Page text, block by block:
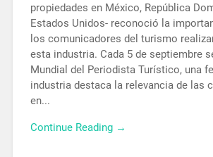
propiedades en México, República
Estados Unidos- reconoció la
los comunicadores del turismo
esta industria. Cada 5 de septiembre
Mundial del Periodista Turístico, una
industria destaca la relevancia de las
en...
Continue Reading →